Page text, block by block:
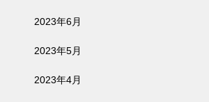
2023年6月
2023年5月
2023年4月